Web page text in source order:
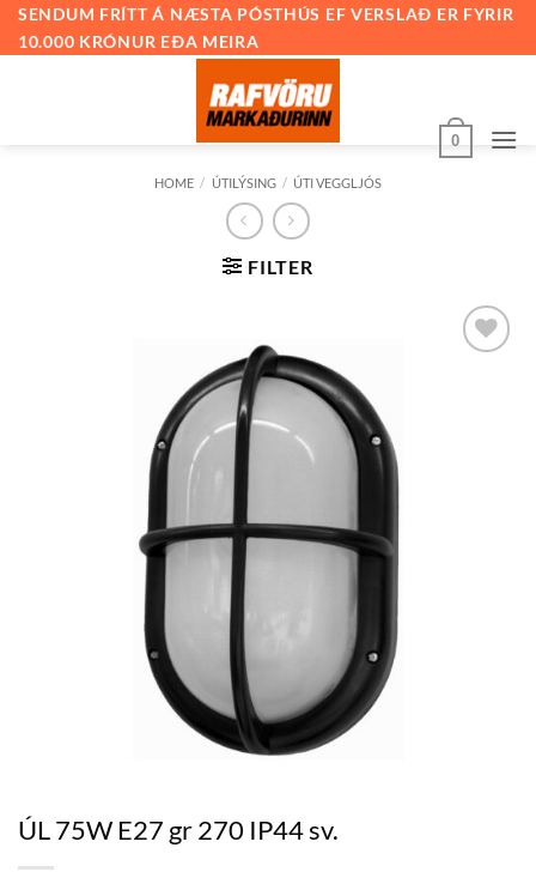
SkipSENDUM FRÍTT Á NÆSTA PÓSTHÚS EF VERSLAÐ ER FYRIR
10.000 KRÓNUR EÐA MEIRA
0
HOME / ÚTILÝSING / ÚTI VEGGLJÓS
FILTER
ÚL 75W E27 gr 270 IP44 sv.